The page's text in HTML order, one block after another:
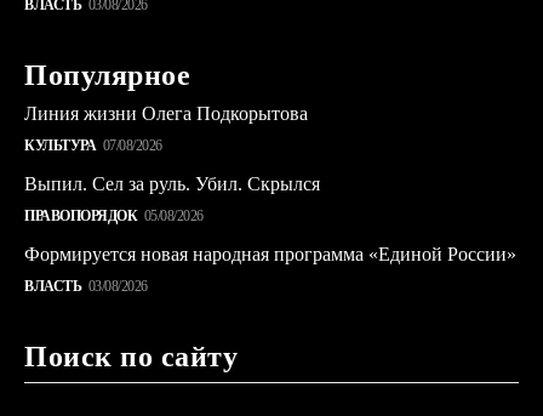
ВЛАСТЬ 03/08/2026
Популярное
Линия жизни Олега Подкорытова
КУЛЬТУРА 07/08/2026
Выпил. Сел за руль. Убил. Скрылся
ПРАВОПОРЯДОК 05/08/2026
Формируется новая народная программа «Единой России»
ВЛАСТЬ 03/08/2026
Поиск по сайту